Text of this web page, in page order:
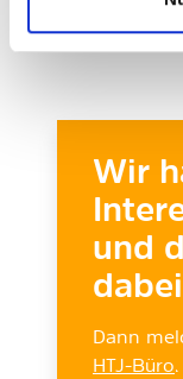
Das nächste
Sommer
Wir
und
Dann
HTJ-Büro